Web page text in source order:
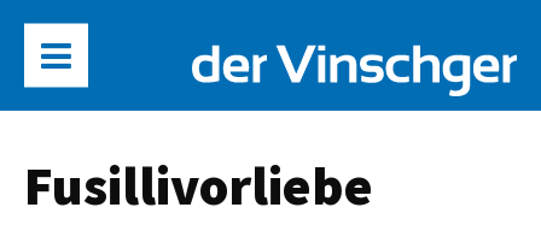
Fusillivorliebe